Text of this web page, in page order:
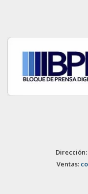
Dirección:
Ventas: